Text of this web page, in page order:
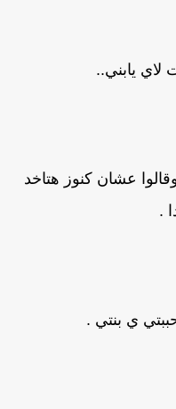
يابني..
عشان كنوز هتاخد
ي بنتي .